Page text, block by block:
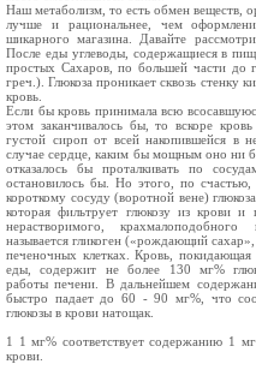
Наш метаболизм, то есть обмен веществ,
лучше и рациональнее, чем
шикарного магазина. Давайте
После еды углеводы, содержащиеся в
простых Сахаров, по большей части до
греч.). Глюкоза проникает сквозь стенку
кровь.
Если бы кровь принимала всю
этом заканчивалось бы, то вскоре
густой сироп от всей накопившейся в
случае сердце, каким бы мощным оно ни
отказалось бы проталкивать по
остановилось бы. Но этого, по
короткому сосуду (воротной вене)
которая фильтрует глюкозу из крови и
нерастворимого, крахмалоподобного
называется гликоген («рождающий
печеночных клетках. Кровь, покидающая
еды, содержит не более 130 мг%
работы печени. В дальнейшем
быстро падает до 60 - 90 мг%, что
глюкозы в крови натощак.
1 1 мг% соответствует содержанию 1
крови.